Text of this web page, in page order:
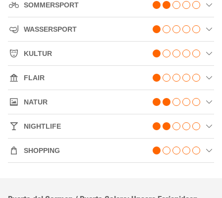
SOMMERSPORT
WASSERSPORT
KULTUR
FLAIR
NATUR
NIGHTLIFE
SHOPPING